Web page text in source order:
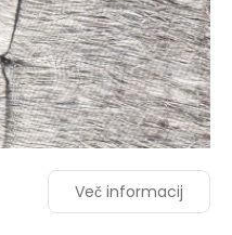
Več informacij